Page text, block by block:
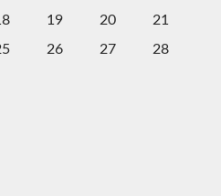
19 20
21
26 27
28